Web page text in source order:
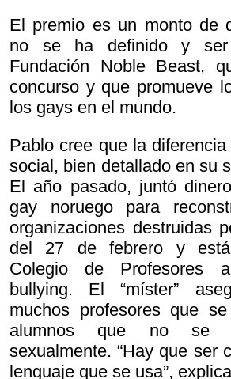
El premio es un monto de
no se ha definido y
Fundación Noble Beast,
concurso y que promueve
los gays en el mundo.
Pablo cree que la
social, bien detallado en su
El año pasado, juntó
gay noruego para
organizaciones destruidas
del 27 de febrero y
Colegio de Profesores
bullying. El “míster”
muchos profesores que
alumnos que no se
sexualmente. “Hay que ser
lenguaje que se usa”,